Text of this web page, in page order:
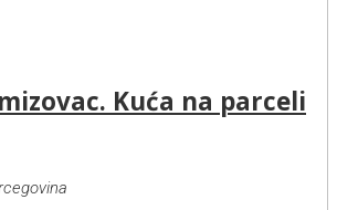
Kuća na parceli